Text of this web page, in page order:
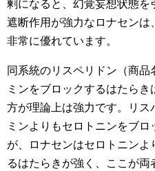
剰になると、幻覚妄想状態
遮断作用が強力なロナセンは
非常に優れています。
同系統のリスペリドン（商
ミンをブロックするはたら
方が理論上は強力です。リ
ミンよりもセロトニンをブ
が、ロナセンはセロトニン
るはたらきが強く、ここが